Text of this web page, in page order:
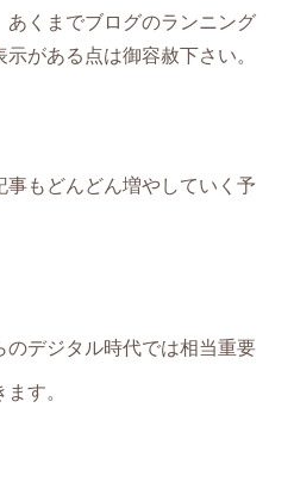
あくまでブログのランニング
がある点は御容赦下さい。
もどんどん増やしていく予
のデジタル時代では相当重要
す。